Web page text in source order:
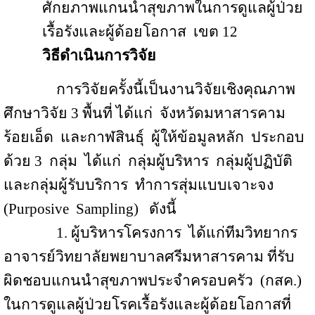
ศักยภาพแกนนำสุขภาพในการดูแลผู้ป่วย
เรื้อรังและผู้ด้อยโอกาส เขต 12
วิธีดำเนินการวิจัย
การวิจัยครั้งนี้เป็นงานวิจัยเชิงคุณภาพ
ศึกษาวิจัย 3 พื้นที่ ได้แก่ จังหวัดมหาสารคาม
ร้อยเอ็ด และกาฬสินธุ์ ผู้ให้ข้อมูลหลัก ประกอบ
ด้วย 3 กลุ่ม ได้แก่ กลุ่มผู้บริหาร กลุ่มผู้ปฏิบัติ
และกลุ่มผู้รับบริการ ทำการสุ่มแบบเจาะจง
(Purposive Sampling)
ดังนี้
1. ผู้บริหารโครงการ ได้แก่ทีมวิทยากร
อาจารย์วิทยาลัยพยาบาลศรีมหาสารคาม ที่รับ
ผิดชอบแกนนำสุขภาพประจำครอบครัว (กสค.)
ในการดูแลผู้ป่วยโรคเรื้อรังและผู้ด้อยโอกาสที่